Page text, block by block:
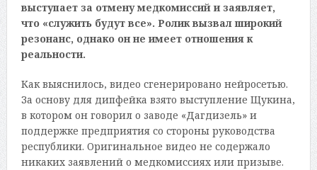
выступает за отмену медкомиссий и заявляет,
что «служить будут все». Ролик вызвал широкий
резонанс, однако он не имеет отношения к
реальности.
Как выяснилось, видео сгенерировано нейросетью.
За основу для дипфейка взято выступление Щукина,
в котором он говорил о заводе «Дагдизель» и
поддержке предприятия со стороны руководства
республики. Оригинальное видео не содержало
никаких заявлений о медкомиссиях или призыве.